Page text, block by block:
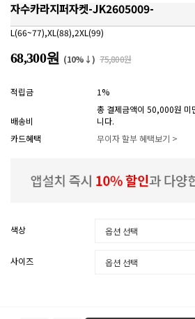
자수카라지퍼자켓-JK2605009-
L(66~77),XL(88),2XL(99)
68,300원 (10%↓) 75,800원
적립금 1%
배송비
총 결제금액이 50,000원 미
니다.
카드혜택
무이자 할부 혜택보기 >
색상
사이즈